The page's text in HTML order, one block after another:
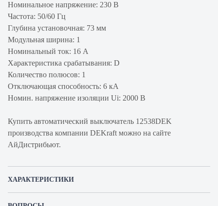
Номинальное напряжение: 230 В
Частота: 50/60 Гц
Глубина установочная: 73 мм
Модульная ширина: 1
Номинальный ток: 16 А
Характеристика срабатывания: D
Количество полюсов: 1
Отключающая способность: 6 кА
Номин. напряжение изоляции Ui: 2000 В
Купить автоматический выключатель 12538DEK
производства компании DEKraft можно на сайте
АйДистрибьют.
ХАРАКТЕРИСТИКИ